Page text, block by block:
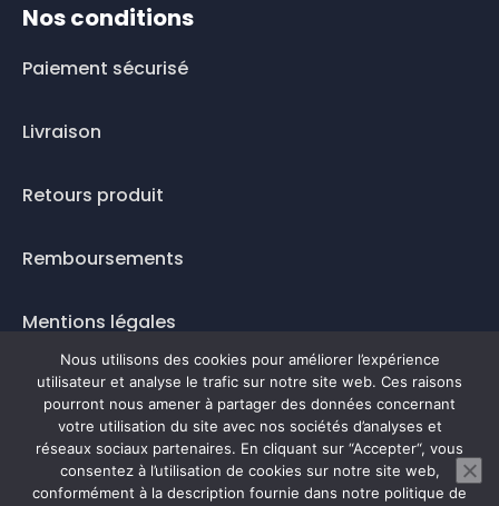
Nos conditions
Paiement sécurisé
Livraison
Retours produit
Remboursements
Mentions légales
Questions fréquentes
Mode de paiement
Nous utilisons des cookies pour améliorer l’expérience
utilisateur et analyse le trafic sur notre site web. Ces raisons
pourront nous amener à partager des données concernant
votre utilisation du site avec nos sociétés d’analyses et
réseaux sociaux partenaires. En cliquant sur “Accepter“, vous
consentez à l’utilisation de cookies sur notre site web,
conformément à la description fournie dans notre politique de